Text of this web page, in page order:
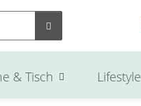
& Tisch Lifestyle